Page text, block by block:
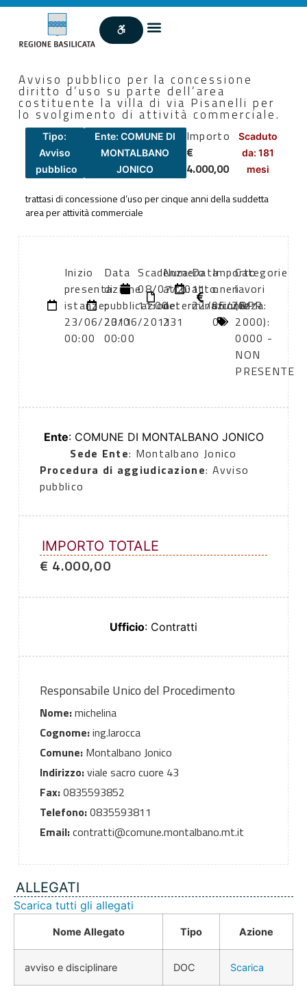
Avviso pubblico per la concessione
diritto d’uso su parte dell’area
costituente la villa di via Pisanelli per
lo svolgimento di attività commerciale.
Tipo:
Avviso
pubblico
Ente: COMUNE DI
MONTALBANO
JONICO
Importo
€
4.000,00
Scaduto
da: 181
mesi
trattasi di concessione d’uso per cinque anni della suddetta
area per attività commerciale
Inizio
presentazione
istanze:
23/06/2011
00:00
Data
di
pubblicazione:
23/06/2011
00:00
Scadenza:
08/07/2011
11:00
Numero
atto:
determinazionie
231
Data
atto:
22/06/2011
Importo
oneri
sicurezza:
0
Categorie
lavori
(DPR
2000):
0000 -
NON
PRESENTE
Ente: COMUNE DI MONTALBANO JONICO
Sede Ente: Montalbano Jonico
Procedura di aggiudicazione: Avviso
pubblico
IMPORTO TOTALE
€ 4.000,00
Ufficio: Contratti
Responsabile Unico del Procedimento
Nome:michelina
Cognome:ing.larocca
Comune:Montalbano Jonico
Indirizzo:viale sacro cuore 43
Fax:0835593852
Telefono:0835593811
Email:contratti@comune.montalbano.mt.it
ALLEGATI
Scarica tutti gli allegati
Nome Allegato Tipo Azione
avviso e disciplinare DOC Scarica